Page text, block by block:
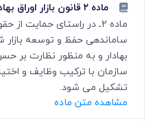
ماده ۲ قانون بازار اوراق بهادار جمهوری اسلامی ایران
ماده 2ـ در راستای حمایت
ساماندهی حفظ و توسعه بازار
بهادار و به منظور نظارت بر
سازمان با ترکیب وظایف و
تشکیل می شود.
مشاهده متن ماده